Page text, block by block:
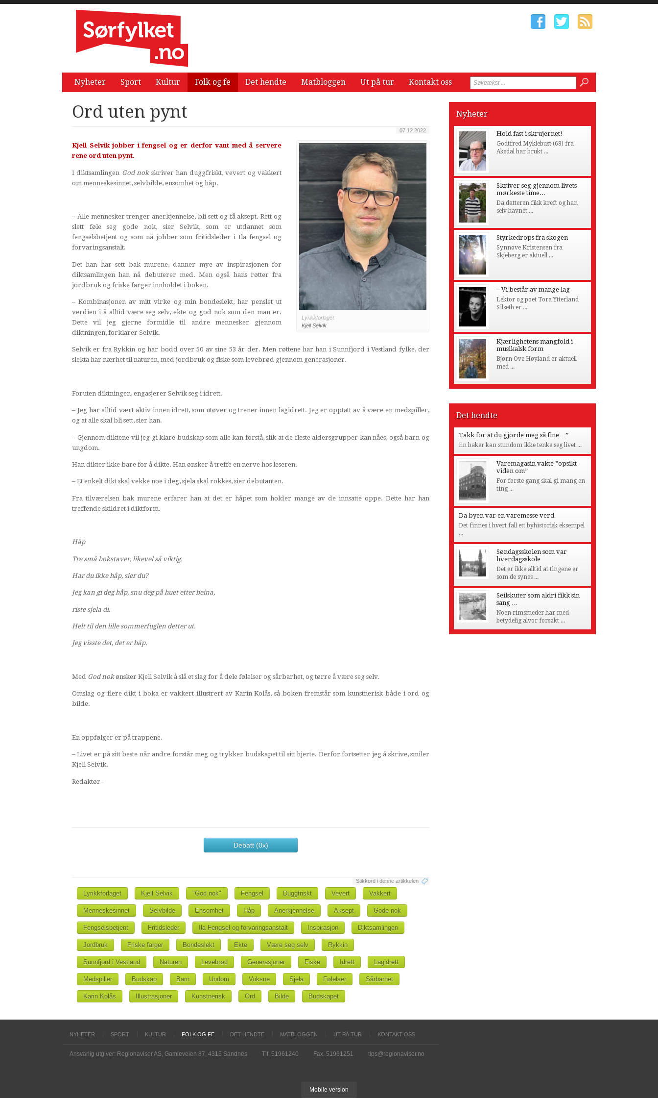
Nyheter Sport Kultur Folk og fe Det hendte Matbloggen Ut på tur Kontakt oss
Ord uten pynt
07.12.2022
Lyrikkforlaget
Kjell Selvik
Kjell Selvik jobber i fengsel og er derfor vant med å servere
rene ord uten pynt.
I diktsamlingen God nokskriver han duggfriskt, vevert og vakkert
om menneskesinnet, selvbilde, ensomhet og håp.
– Alle mennesker trenger anerkjennelse, bli sett og få aksept. Rett og
slett føle seg gode nok, sier Selvik, som er utdannet som
fengselsbetjent og som nå jobber som fritidsleder i Ila fengsel og
forvaringsanstalt.
Det han har sett bak murene, danner mye av inspirasjonen for
diktsamlingen han nå debuterer med. Men også hans røtter fra
jordbruk og friske farger innholdet i boken.
– Kombinasjonen av mitt virke og min bondeslekt, har penslet ut
verdien i å alltid være seg selv, ekte og god nok som den man er.
Dette vil jeg gjerne formidle til andre mennesker gjennom
diktningen, forklarer Selvik.
Selvik er fra Rykkin og har bodd over 50 av sine 53 år der. Men røttene har han i Sunnfjord i Vestland fylke, der
slekta har nærhet til naturen, med jordbruk og fiske som levebrød gjennom generasjoner.
Foruten diktningen, engasjerer Selvik seg i idrett.
– Jeg har alltid vært aktiv innen idrett, som utøver og trener innen lagidrett. Jeg er opptatt av å være en medspiller,
og at alle skal bli sett, sier han.
– Gjennom diktene vil jeg gi klare budskap som alle kan forstå, slik at de fleste aldersgrupper kan nåes, også barn og
ungdom.
Han dikter ikke bare for å dikte. Han ønsker å treffe en nerve hos leseren.
– Et enkelt dikt skal vekke noe i deg, sjela skal rokkes, sier debutanten.
Fra tilværelsen bak murene erfarer han at det er håpet som holder mange av de innsatte oppe. Dette har han
treffende skildret i diktform.
Håp
Tre små bokstaver, likevel så viktig.
Har du ikke håp, sier du?
Jeg kan gi deg håp, snu deg på huet etter beina,
riste sjela di.
Helt til den lille sommerfuglen detter ut.
Jeg visste det, det er håp.
Med God nokønsker Kjell Selvik å slå et slag for å dele følelser og sårbarhet, og tørre å være seg selv.
Omslag og flere dikt i boka er vakkert illustrert av Karin Kolås, så boken fremstår som kunstnerisk både i ord og
bilde.
En oppfølger er på trappene.
– Livet er på sitt beste når andre forstår meg og trykker budskapet til sitt hjerte. Derfor fortsetter jeg å skrive, smiler
Kjell Selvik.
Redaktør -
Debatt (0x)
Stikkord i denne artikkelen
Lyrikkforlaget Kjell Selvik "God nok" Fengsel Duggfriskt Vevert Vakkert
Menneskesinnet Selvbilde Ensomhet Håp Anerkjennelse Aksept Gode nok
Fengselsbetjent Fritidsleder Ila Fengsel og forvaringsanstalt Inspirasjon Diktsamlingen
Jordbruk Friske farger Bondeslekt Ekte Være seg selv Rykkin
Sunnfjord i Vestland Naturen Levebrød Generasjoner Fiske Idrett Lagidrett
Medspiller Budskap Barn Undom Voksne Sjela Følelser Sårbarhet
Karin Kolås Illustrasjoner Kunstnerisk Ord Bilde Budskapet
Nyheter
Hold fast i skrujernet!
Godtfred Myklebust (68) fra
Aksdal har brukt ...
Skriver seg gjennom livets
mørkeste time...
Da datteren fikk kreft og han
selv havnet ...
Styrkedrops fra skogen
Synnøve Kristensen fra
Skjeberg er aktuell ...
– Vi består av mange lag
Lektor og poet Tora Ytterland
Silseth er ...
Kjærlighetens mangfold i
musikalsk form
Bjørn Ove Høyland er aktuell
med ...
Det hendte
Takk for at du gjorde meg så fine…”
En baker kan stundom ikke tenke seg livet ...
Varemagasin vakte ”opsikt
viden om”
For første gang skal gi mang en
ting ...
Da byen var en varemesse verd
Det finnes i hvert fall ett byhistorisk eksempel
...
Søndagsskolen som var
hverdagsskole
Det er ikke alltid at tingene er
som de synes ...
Seilskuter som aldri fikk sin
sang …
Noen rimsmeder har med
betydelig alvor forsøkt ...
NYHETER SPORT KULTUR FOLK OG FE DET HENDTE MATBLOGGEN UT PÅ TUR KONTAKT OSS
Ansvarlig utgiver: Regionaviser AS, Gamleveien 87, 4315 Sandnes Tlf. 51961240 Fax. 51961251 tips@regionaviser.no
Mobile version